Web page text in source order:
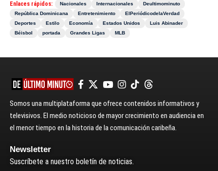
Enlaces rápidos: Nacionales Internacionales
Deultimominuto
República Dominicana
Entretenimiento
ElPeriódicodelaVerdad
Deportes
Estilo Economía Estados Unidos
Luis Abinader
Béisbol
portada Grandes Ligas MLB
Somos una multiplataforma que ofrece contenidos informativos y
televisivos. El medio noticioso de mayor crecimiento en audiencia en
el menor tiempo en la historia de la comunicación caribeña.
Newsletter
Suscríbete a nuestro boletín de noticias.